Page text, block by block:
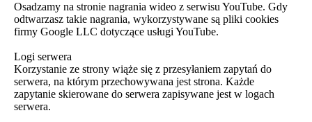
Osadzamy na stronie nagrania wideo z serwisu YouTube. Gdy
odtwarzasz takie nagrania, wykorzystywane są pliki cookies
firmy Google LLC dotyczące usługi YouTube.
Logi serwera
Korzystanie ze strony wiąże się z przesyłaniem zapytań do
serwera, na którym przechowywana jest strona. Każde
zapytanie skierowane do serwera zapisywane jest w logach
serwera.